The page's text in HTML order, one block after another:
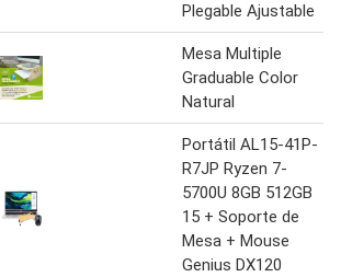
Plegable Ajustable
Mesa Multiple
Graduable Color
Natural
Portátil AL15-41P-
R7JP Ryzen 7-
5700U 8GB 512GB
15 + Soporte de
Mesa + Mouse
Genius DX120